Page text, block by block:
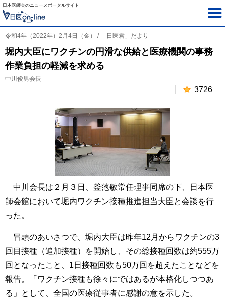
日本医師会のニュースポータルサイト
令和4年（2022年）2月4日（金） / 「日医君」だより
堀内大臣にワクチンの円滑な供給と医療機関の事務
作業負担の軽減を求める
中川俊男会長
3726
中川会長は２月３日、釜萢敏常任理事同席の下、日本医
師会館において堀内ワクチン接種推進担当大臣と会談を行
った。
冒頭のあいさつで、堀内大臣は昨年12月からワクチンの3
回目接種（追加接種）を開始し、その総接種回数は約555万
回となったこと、1日接種回数も50万回を超えたことなどを
報告。「ワクチン接種も徐々にではあるが本格化しつつあ
る」として、全国の医療従事者に感謝の意を示した。